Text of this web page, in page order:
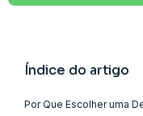
Índice do artigo
Por Que Escolher uma